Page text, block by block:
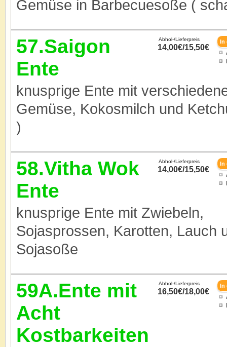
Gemüse in Barbecuesoße (
Abhol-/Lieferpreis
14,00€/15,50€
57.Saigon
Ente
knusprige Ente mit
Gemüse, Kokosmilch und
)
Abhol-/Lieferpreis
14,00€/15,50€
58.Vitha Wok
Ente
knusprige Ente mit Zwiebeln,
Sojasprossen, Karotten, Lauch
Sojasoße
Abhol-/Lieferpreis
16,50€/18,00€
59A.Ente mit
Acht
Kostbarkeiten